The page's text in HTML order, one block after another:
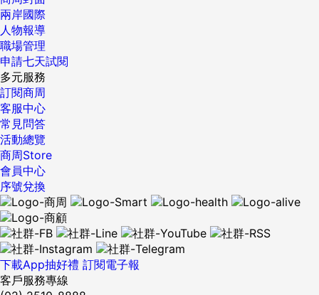
對於非專業投資人而言，根本追不上資金行情。 因此，要搶搭
資金潮便車，投資選擇必須符合「二低一高」原則：一、低歐
洲經濟依存度，可遠離風暴；二、低景氣循環，避開原物料概
念產業和市場；三、十年來股市反彈能創新高，顯示基本面
好，且企業獲利能力高。 基於這三項原則，我們推薦美國股市
和東協股市，做為資金救生圈，協助投資人穩中求贏。 美國市
場： 房市回溫，景氣復甦非無基之彈 美國股市最有說服力的
信心指標，便是房市回溫。 美國房地產指標顯示，需求面指標
（新屋、成屋銷售）和供給面指標（營建許可、建築支出）持
續上揚，其中有三個指標創下兩年以來新高。 而房價指標表
現，四月份凱斯席勒房價指數較三月上漲一‧三％，是七個月來
首見上漲，顯示美國房地產市場也逐漸回溫。 受此激勵，今年
以來五大建商股價漲幅近三成，勝過大盤。 「當金融風暴禍根
開始復原，顯示美國經濟逐漸復甦，而非無基之彈，」台新投
顧產經策略研究部協理李鎮宇。 其次是在嚴格控制支出情況
下，美國企業獲利穩定成長。 《路透》六月底統計資料，標普
五百指數（SP 500）近五百家企業今年第一季營收，六七％超
乎預期。摩根大通也預估美國今年全年企業獲利率為九％，高
於歐洲二‧八％和日本的負二八‧二％，高於其他成熟市場。 最
兩岸國際
人物報導
職場管理
申請七天試閱
多元服務
訂閱商周
客服中心
常見問答
活動總覽
商周Store
會員中心
序號兌換
下載App抽好禮 訂閱電子報
客戶服務專線